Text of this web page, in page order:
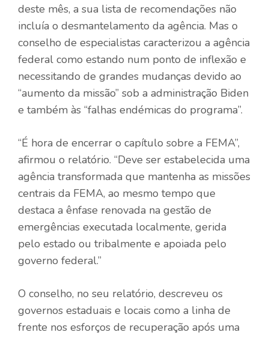
deste mês, a sua lista de recomendações não
incluía o desmantelamento da agência. Mas o
conselho de especialistas caracterizou a agência
federal como estando num ponto de inflexão e
necessitando de grandes mudanças devido ao
“aumento da missão” sob a administração Biden
e também às “falhas endémicas do programa”.
“É hora de encerrar o capítulo sobre a FEMA”,
afirmou o relatório. “Deve ser estabelecida uma
agência transformada que mantenha as missões
centrais da FEMA, ao mesmo tempo que
destaca a ênfase renovada na gestão de
emergências executada localmente, gerida
pelo estado ou tribalmente e apoiada pelo
governo federal.”
O conselho, no seu relatório, descreveu os
governos estaduais e locais como a linha de
frente nos esforços de recuperação após uma